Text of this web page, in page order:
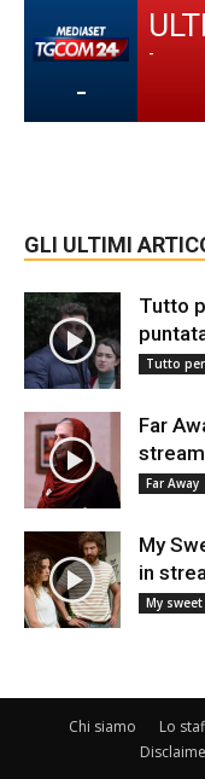
-
-
GLI ULTIMI
Tutto
Tutto
Far
Far Away
My
in
My
Chi siamo Lo